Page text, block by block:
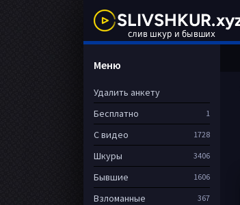
Меню
Удалить анкету
Бесплатно
1
С видео 1728
Шкуры 3406
Бывшие 1606
Взломанные 367